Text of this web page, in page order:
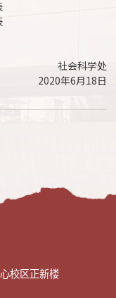
社会科学处
2020年6月18日
校区正新楼